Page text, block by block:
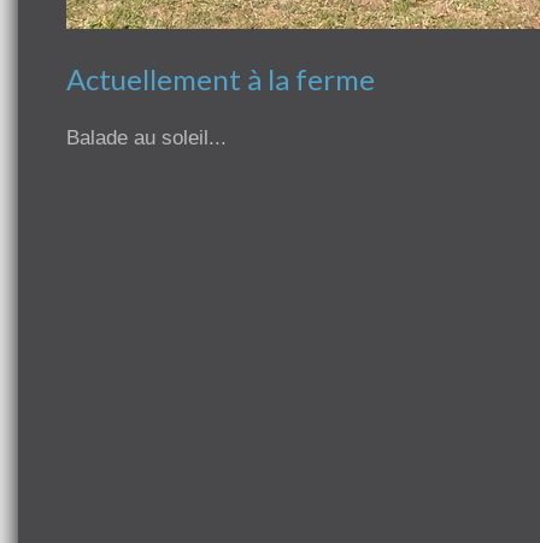
Actuellement à la ferme
Balade au soleil...